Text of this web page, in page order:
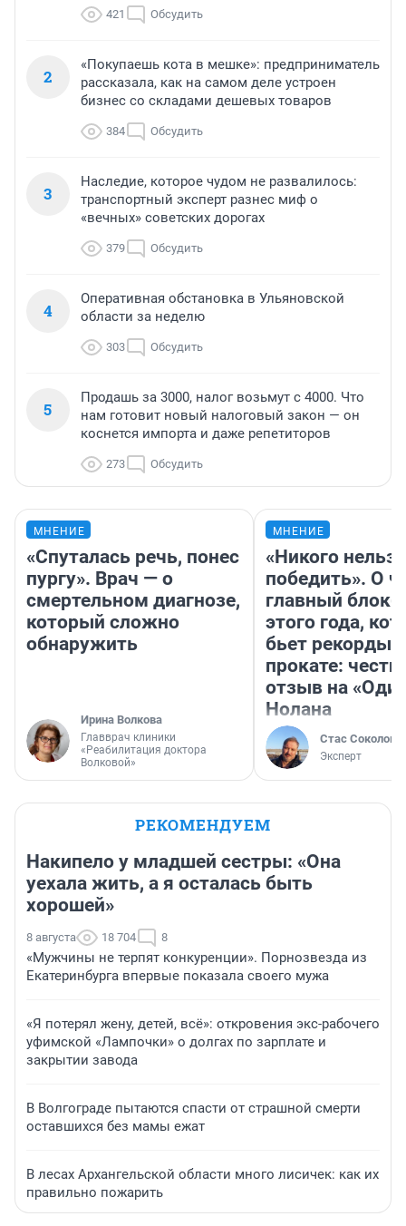
421 Обсудить
2
«Покупаешь кота в мешке»: предприниматель
рассказала, как на самом деле устроен
бизнес со складами дешевых товаров
384 Обсудить
3
Наследие, которое чудом не развалилось:
транспортный эксперт разнес миф о
«вечных» советских дорогах
379 Обсудить
4
Оперативная обстановка в Ульяновской
области за неделю
303 Обсудить
5
Продашь за 3000, налог возьмут с 4000. Что
нам готовит новый налоговый закон — он
коснется импорта и даже репетиторов
273 Обсудить
МНЕНИЕ
«Спуталась речь, понес
пургу». Врач — о
смертельном диагнозе,
который сложно
обнаружить
Ирина Волкова
Главврач клиники
«Реабилитация доктора
Волковой»
МНЕНИЕ
«Никого нельзя
победить». О
главный
этого года,
бьет рекорды в
прокате:
отзыв на
Нолана
Стас Соколов
Эксперт
РЕКОМЕНДУЕМ
Накипело у младшей сестры: «Она
уехала жить, а я осталась быть
хорошей»
8 августа 18 704 8
«Мужчины не терпят конкуренции». Порнозвезда из
Екатеринбурга впервые показала своего мужа
«Я потерял жену, детей, всё»: откровения экс-рабочего
уфимской «Лампочки» о долгах по зарплате и
закрытии завода
В Волгограде пытаются спасти от страшной смерти
оставшихся без мамы ежат
В лесах Архангельской области много лисичек: как их
правильно пожарить